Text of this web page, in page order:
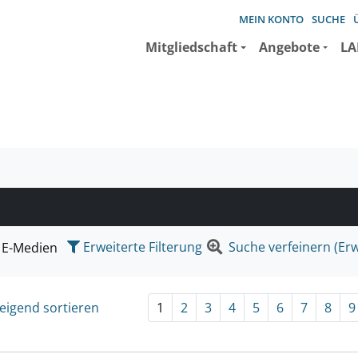
MEIN KONTO SUCHE
Mitgliedschaft Angebote
suchen wollen.
E-Medien Erweiterte Filterung Suche verfeinern
sortieren 1 2 3 4 5 6 7 8 9